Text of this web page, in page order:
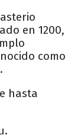
en 1200,
como
hasta